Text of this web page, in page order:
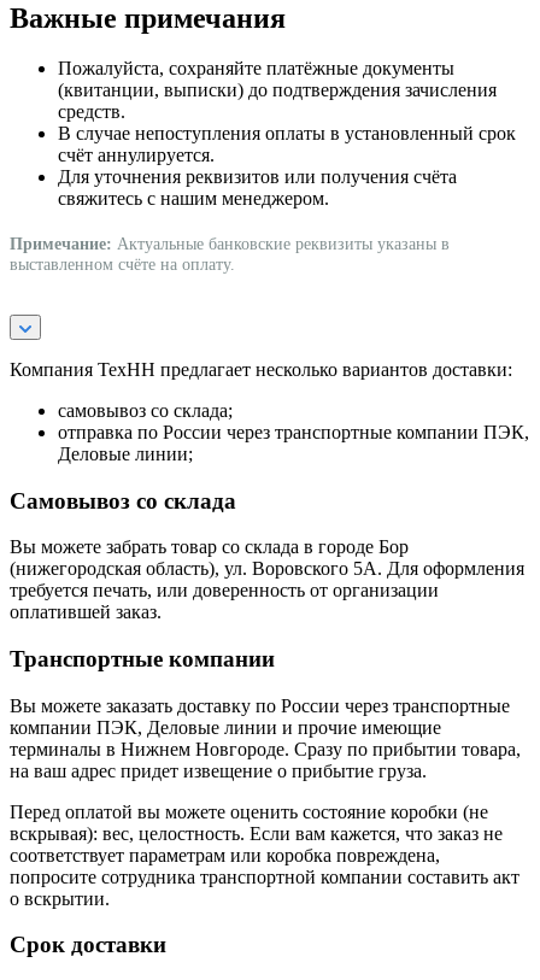
Важные примечания
Пожалуйста, сохраняйте платёжные документы
(квитанции, выписки) до подтверждения зачисления
средств.
В случае непоступления оплаты в установленный срок
счёт аннулируется.
Для уточнения реквизитов или получения счёта
свяжитесь с нашим менеджером.
Примечание: Актуальные банковские реквизиты указаны в
выставленном счёте на оплату.
Компания ТехНН предлагает несколько вариантов доставки:
самовывоз со склада;
отправка по России через транспортные компании ПЭК,
Деловые линии;
Самовывоз со склада
Вы можете забрать товар со склада в городе Бор
(нижегородская область), ул. Воровского 5А. Для оформления
требуется печать, или доверенность от организации
оплатившей заказ.
Транспортные компании
Вы можете заказать доставку по России через транспортные
компании ПЭК, Деловые линии и прочие имеющие
терминалы в Нижнем Новгороде. Сразу по прибытии товара,
на ваш адрес придет извещение о прибытие груза.
Перед оплатой вы можете оценить состояние коробки (не
вскрывая): вес, целостность. Если вам кажется, что заказ не
соответствует параметрам или коробка повреждена,
попросите сотрудника транспортной компании составить акт
о вскрытии.
Срок доставки